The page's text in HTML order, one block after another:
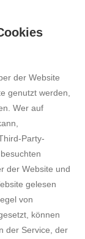
der Website
genutzt werden,
Wer auf
Party-
der Website und
gelesen
von
können
der Service, der